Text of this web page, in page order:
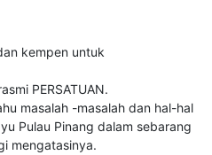
kempen untuk
PERSATUAN.
masalah -masalah dan hal-hal
Pulau Pinang dalam sebarang
mengatasinya.